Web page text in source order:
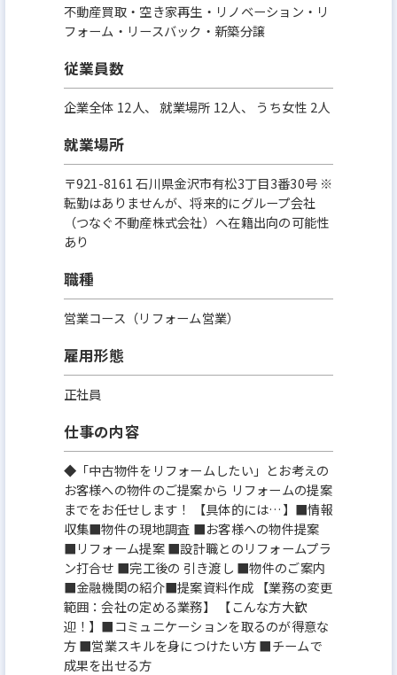
不動産買取・空き家再生・リノベーション・リ
フォーム・リースバック・新築分譲
従業員数
企業全体 12人、 就業場所 12人、 うち女性 2人
就業場所
〒921-8161 石川県金沢市有松3丁目3番30号 ※
転勤はありませんが、将来的にグループ会社
（つなぐ不動産株式会社）へ在籍出向の可能性
あり
職種
営業コース（リフォーム営業）
雇用形態
正社員
仕事の内容
◆「中古物件をリフォームしたい」とお考えの
お客様への物件のご提案から リフォームの提案
までをお任せします！ 【具体的には…】■情報
収集■物件の現地調査 ■お客様への物件提案
■リフォーム提案 ■設計職とのリフォームプラ
ン打合せ ■完工後の 引き渡し ■物件のご案内
■金融機関の紹介■提案資料作成 【業務の変更
範囲：会社の定める業務】 【こんな方大歓
迎！】■コミュニケーションを取るのが得意な
方 ■営業スキルを身につけたい方 ■チームで
成果を出せる方